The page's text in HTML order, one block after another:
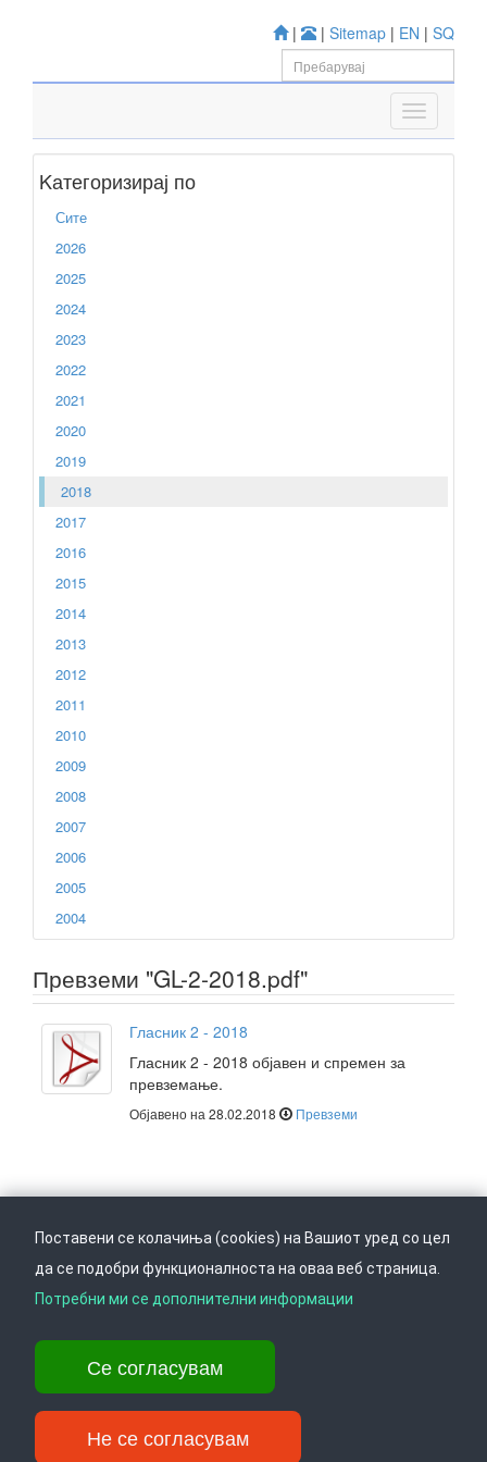
| | Sitemap | EN | SQ
Kатегоризирај по
Сите
2026
2025
2024
2023
2022
2021
2020
2019
2018
2017
2016
2015
2014
2013
2012
2011
2010
2009
2008
2007
2006
2005
2004
Превземи "GL-2-2018.pdf"
Гласник 2 - 2018
Гласник 2 - 2018 објавен и спремен за
превземање.
Објавено на 28.02.2018 Превземи
Врати се горе Следете не на
Ул. Даме Груев 14, Катна гаража Беко на 1-виот кат, 1000 Скопје,
Тел: +389 2 3103 601 (641), Факс: +389 2 3137 149 |
info@ippo.gov.mk
Поставени се колачиња (cookies) на Вашиот уред со цел
да се подобри функционалноста на оваа веб страница.
Потребни ми се дополнителни информации
Се согласувам
Не се согласувам